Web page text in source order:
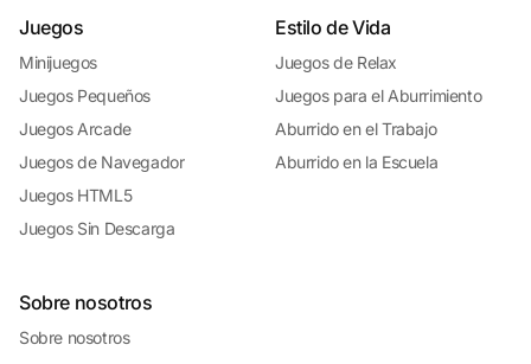
Juegos
Minijuegos
Juegos Pequeños
Juegos Arcade
Juegos de Navegador
Juegos HTML5
Juegos Sin Descarga
Estilo de Vida
Juegos de Relax
Juegos para el Aburrimiento
Aburrido en el Trabajo
Aburrido en la Escuela
Sobre nosotros
Sobre nosotros